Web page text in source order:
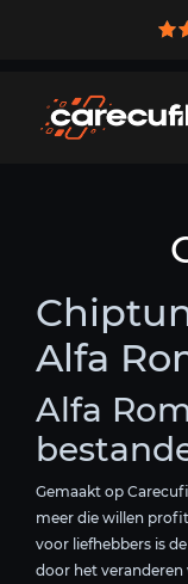
Alfa
Alfa
Gemaakt op
meer die willen
voor liefhebbers is
door het